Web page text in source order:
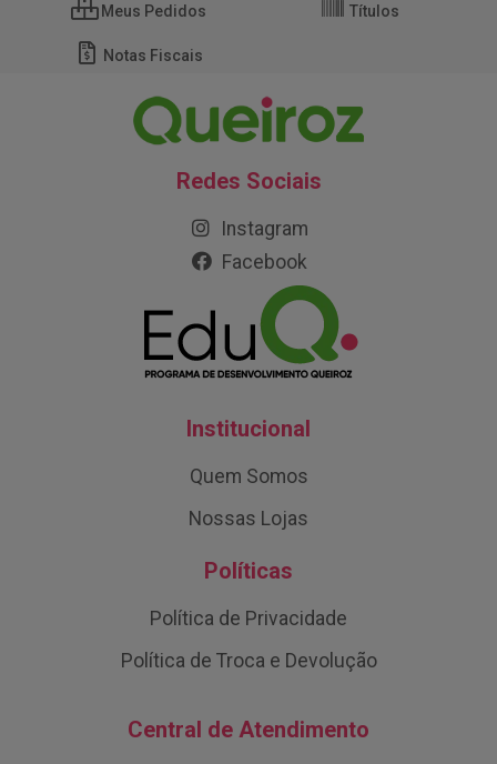
Meus Pedidos Títulos
Notas Fiscais
Redes Sociais
Instagram
Facebook
Institucional
Quem Somos
Nossas Lojas
Políticas
Política de Privacidade
Política de Troca e Devolução
Central de Atendimento